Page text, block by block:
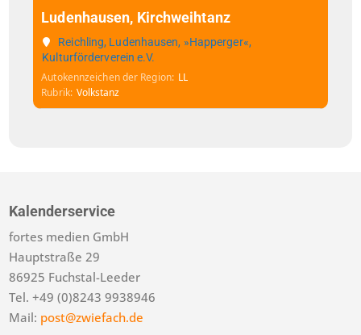
Ludenhausen, Kirchweihtanz
Reichling, Ludenhausen, »Happerger«,
Kulturförderverein e.V.
Autokennzeichen der Region LL
Rubrik Volkstanz
Kalenderservice
fortes medien GmbH
Hauptstraße 29
86925 Fuchstal-Leeder
Tel. +49 (0)8243 9938946
Mail: post@zwiefach.de